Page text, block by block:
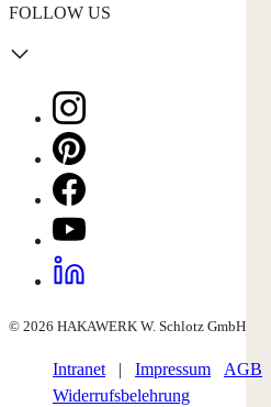
FOLLOW US
© 2026 HAKAWERK W. Schlotz GmbH
Intranet | Impressum AGB
Widerrufsbelehrung